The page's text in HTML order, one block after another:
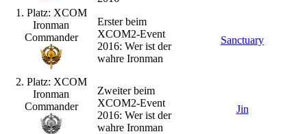
1. Platz: XCOM
Ironman
Commander
Erster beim
XCOM2-Event
2016: Wer ist der
wahre Ironman
Sanctuary
2. Platz: XCOM
Ironman
Commander
Zweiter beim
XCOM2-Event
2016: Wer ist der
wahre Ironman
Jin